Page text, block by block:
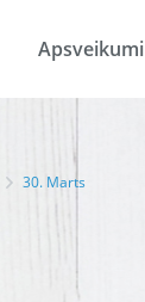
Apsveikumi
30. Marts